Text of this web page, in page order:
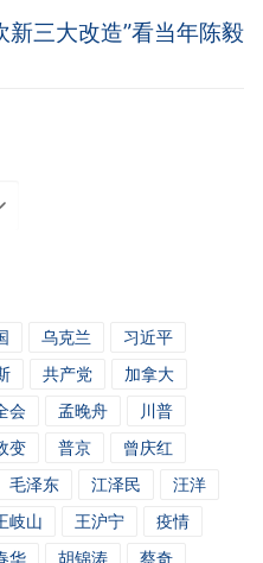
三大改造”看当年陈毅
乌克兰
习近平
共产党
加拿大
会 孟晚舟
川普
变 普京
曾庆红
毛泽东 江泽民
汪洋
岐山 王沪宁
疫情
华 胡锦涛
蔡奇